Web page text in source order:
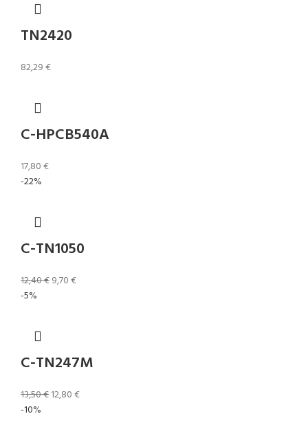
TN2420
82,29€
C-HPCB540A
17,80€
-22%
C-TN1050
12,40€9,70€
-5%
C-TN247M
13,50€12,80€
-10%